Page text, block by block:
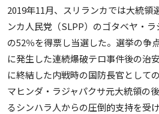
2019年11月、スリランカでは大統領
ンカ人民党（SLPP）のゴタベヤ・
の52％を得票し当選した。選挙の争
に発生した連続爆破テロ事件後の治
に終結した内戦時の国防長官として
マヒンダ・ラジャパクサ元大統領の
るシンハラ人からの圧倒的支持を受